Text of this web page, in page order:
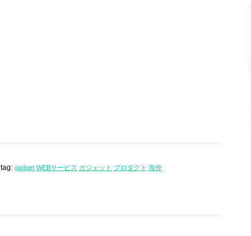
tag: gadget WEBサービス ガジェット プロダクト 海外